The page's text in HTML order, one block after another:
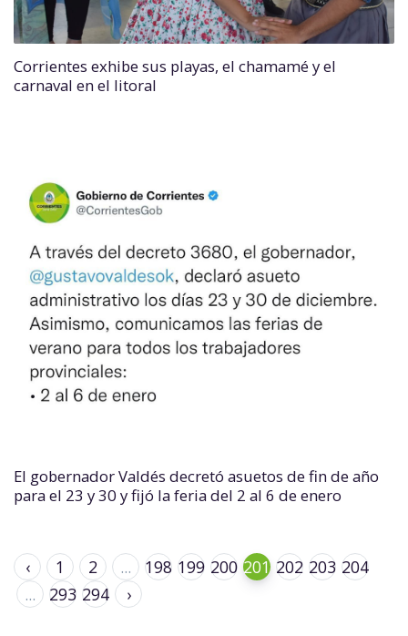
Corrientes exhibe sus playas, el chamamé y el
carnaval en el litoral
El gobernador Valdés decretó asuetos de fin de año
para el 23 y 30 y fijó la feria del 2 al 6 de enero
‹ 1 2 ... 198 199 200 201 202 203 204
...
293 294 ›